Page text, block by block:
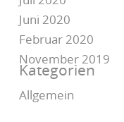
Juni 2020
Februar 2020
November 2019
Kategorien
Allgemein